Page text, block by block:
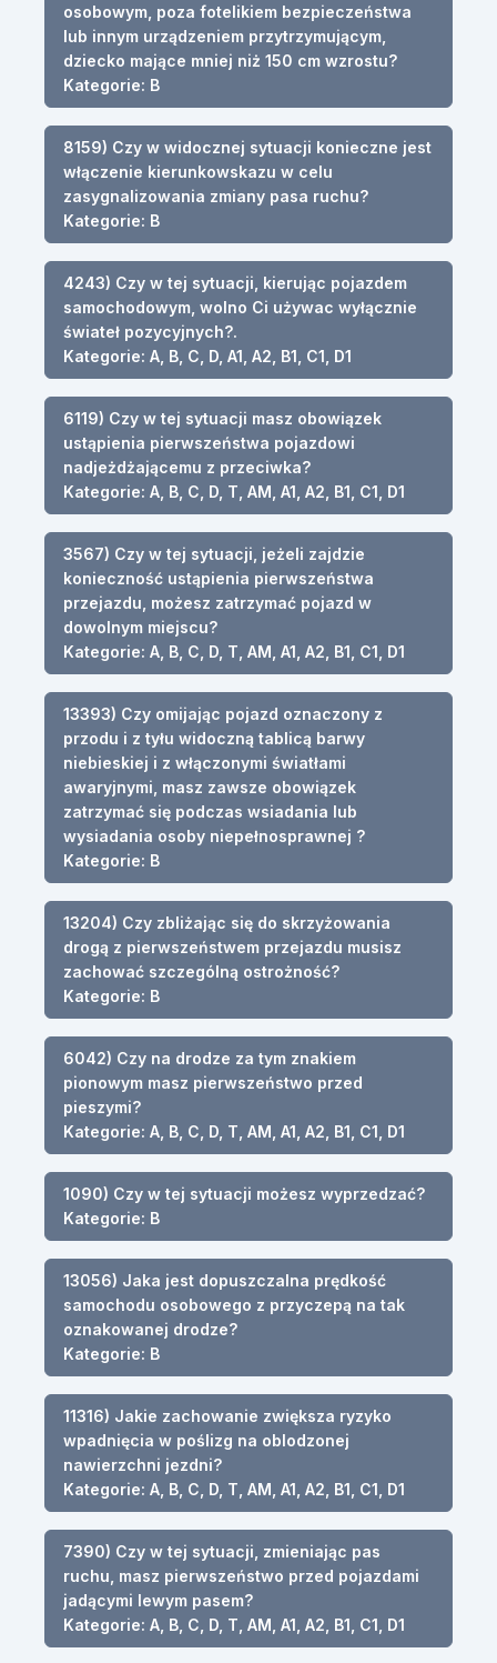
osobowym, poza fotelikiem bezpieczeństwa
lub innym urządzeniem przytrzymującym,
dziecko mające mniej niż 150 cm wzrostu?
Kategorie: B
8159) Czy w widocznej sytuacji konieczne jest
włączenie kierunkowskazu w celu
zasygnalizowania zmiany pasa ruchu?
Kategorie: B
4243) Czy w tej sytuacji, kierując pojazdem
samochodowym, wolno Ci używac wyłącznie
świateł pozycyjnych?.
Kategorie: A, B, C, D, A1, A2, B1, C1, D1
6119) Czy w tej sytuacji masz obowiązek
ustąpienia pierwszeństwa pojazdowi
nadjeżdżającemu z przeciwka?
Kategorie: A, B, C, D, T, AM, A1, A2, B1, C1, D1
3567) Czy w tej sytuacji, jeżeli zajdzie
konieczność ustąpienia pierwszeństwa
przejazdu, możesz zatrzymać pojazd w
dowolnym miejscu?
Kategorie: A, B, C, D, T, AM, A1, A2, B1, C1, D1
13393) Czy omijając pojazd oznaczony z
przodu i z tyłu widoczną tablicą barwy
niebieskiej i z włączonymi światłami
awaryjnymi, masz zawsze obowiązek
zatrzymać się podczas wsiadania lub
wysiadania osoby niepełnosprawnej ?
Kategorie: B
13204) Czy zbliżając się do skrzyżowania
drogą z pierwszeństwem przejazdu musisz
zachować szczególną ostrożność?
Kategorie: B
6042) Czy na drodze za tym znakiem
pionowym masz pierwszeństwo przed
pieszymi?
Kategorie: A, B, C, D, T, AM, A1, A2, B1, C1, D1
1090) Czy w tej sytuacji możesz wyprzedzać?
Kategorie: B
13056) Jaka jest dopuszczalna prędkość
samochodu osobowego z przyczepą na tak
oznakowanej drodze?
Kategorie: B
11316) Jakie zachowanie zwiększa ryzyko
wpadnięcia w poślizg na oblodzonej
nawierzchni jezdni?
Kategorie: A, B, C, D, T, AM, A1, A2, B1, C1, D1
7390) Czy w tej sytuacji, zmieniając pas
ruchu, masz pierwszeństwo przed pojazdami
jadącymi lewym pasem?
Kategorie: A, B, C, D, T, AM, A1, A2, B1, C1, D1